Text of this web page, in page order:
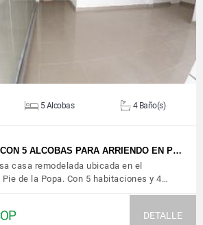
5 Alcobas 4 Baño(s)
5 ALCOBAS PARA ARRIENDO EN P…
casa remodelada ubicada en el
de la Popa. Con 5 habitaciones y 4…
DETALLE